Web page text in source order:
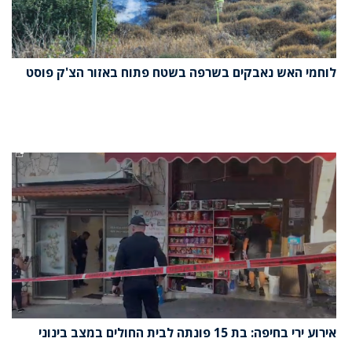
לוחמי האש נאבקים בשרפה בשטח פתוח באזור הצ'ק פוסט
אירוע ירי בחיפה: בת 15 פונתה לבית החולים במצב בינוני